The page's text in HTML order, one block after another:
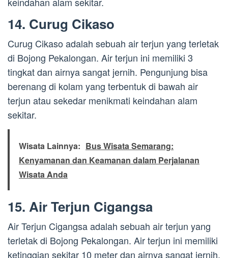
14. Curug Cikaso
Curug Cikaso adalah sebuah air terjun yang terletak
di Bojong Pekalongan. Air terjun ini memiliki 3
tingkat dan airnya sangat jernih. Pengunjung bisa
berenang di kolam yang terbentuk di bawah air
terjun atau sekedar menikmati keindahan alam
sekitar.
Wisata Lainnya: Bus Wisata Semarang:
Kenyamanan dan Keamanan dalam Perjalanan
Wisata Anda
15. Air Terjun Cigangsa
Air Terjun Cigangsa adalah sebuah air terjun yang
terletak di Bojong Pekalongan. Air terjun ini memiliki
ketinggian sekitar 10 meter dan airnya sangat jernih.